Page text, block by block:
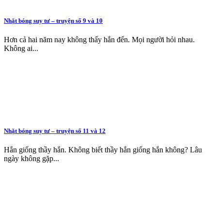
Nhặt bóng suy tư – truyện số 9 và 10
Hơn cả hai năm nay không thấy hắn đến. Mọi người hỏi nhau.
Không ai...
Nhặt bóng suy tư – truyện số 11 và 12
Hắn giống thầy hắn. Không biết thầy hắn giống hắn không? Lâu
ngày không gặp...